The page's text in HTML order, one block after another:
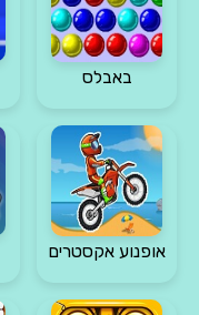
באבלס
אופנוע אקסטרים